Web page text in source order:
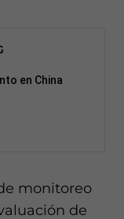
en China
monitoreo
de